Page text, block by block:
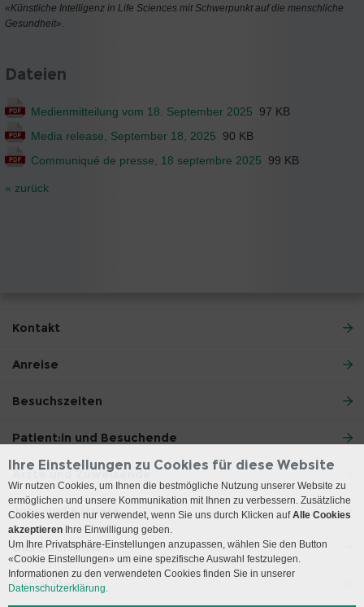
«Künstliche Intelligenz in Life Sciences mit Schwerpunkt auf die menschliche
Gesundheit».
Dateien
Medienmitteilung vom 18. September 2025
97 KB
Media release, September 18, 2025
90 KB
Communiqué de presse, 18 septembre 2025
99 KB
« zurück
Kontakt
Anreise
Besuchszeiten
Patient:in und Besuchende
Ärzte und Zuweisende
Jobs und Karriere
Das Inselspital
Social Media
Ihre Einstellungen zu Cookies für diese Website
Wir nutzen Cookies, um Ihnen die bestmögliche Nutzung unserer Website zu
ermöglichen und unsere Kommunikation mit Ihnen zu verbessern. Zusätzliche
Cookies werden nur verwendet, wenn Sie uns durch Klicken aufAlle Cookies
akzeptieren Ihre Einwilligung geben.
Um Ihre Privatsphäre-Einstellungen anzupassen, wählen Sie den Button
«Cookie Einstellungen» um eine spezifische Auswahl festzulegen.
Informationen zu den verwendeten Cookies finden Sie in unserer
Datenschutzerklärung.